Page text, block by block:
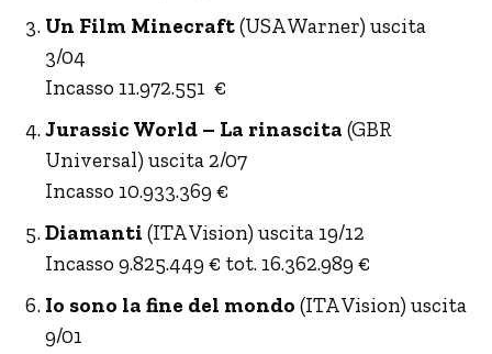
Un Film Minecraft(USA Warner) uscita
3/04
Incasso 11.972.551 €
Jurassic World – La rinascita (GBR
Universal) uscita 2/07
Incasso 10.933.369 €
Diamanti (ITA Vision) uscita 19/12
Incasso 9.825.449 € tot. 16.362.989 €
Io sono la fine del mondo (ITA Vision) uscita
9/01